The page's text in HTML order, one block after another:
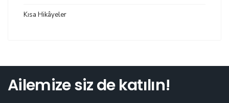
Kısa Hikâyeler
Ailemize siz de katılın!